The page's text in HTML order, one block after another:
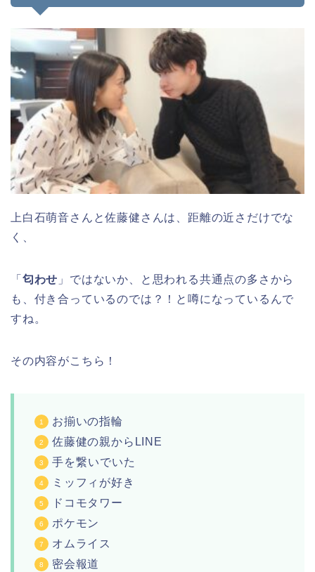
上白石萌音さんと佐藤健さんは、距離の近さだけでな
く、
「 匂わせ 」ではないか、と思われる共通点の多さから
も、付き合っているのでは？！と噂になっているんで
すね。
その内容がこちら！
お揃いの指輪
佐藤健の親からLINE
手を繋いでいた
ミッフィが好き
ドコモタワー
ポケモン
オムライス
密会報道